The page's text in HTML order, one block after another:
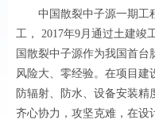
中国散裂中子源一期工
工，
2017年9月通过土建竣
国散裂中子源作为我国首台
风险大、零经验。在项目建
防辐射、防水、设备安装精
齐心协力，攻坚克难，在设